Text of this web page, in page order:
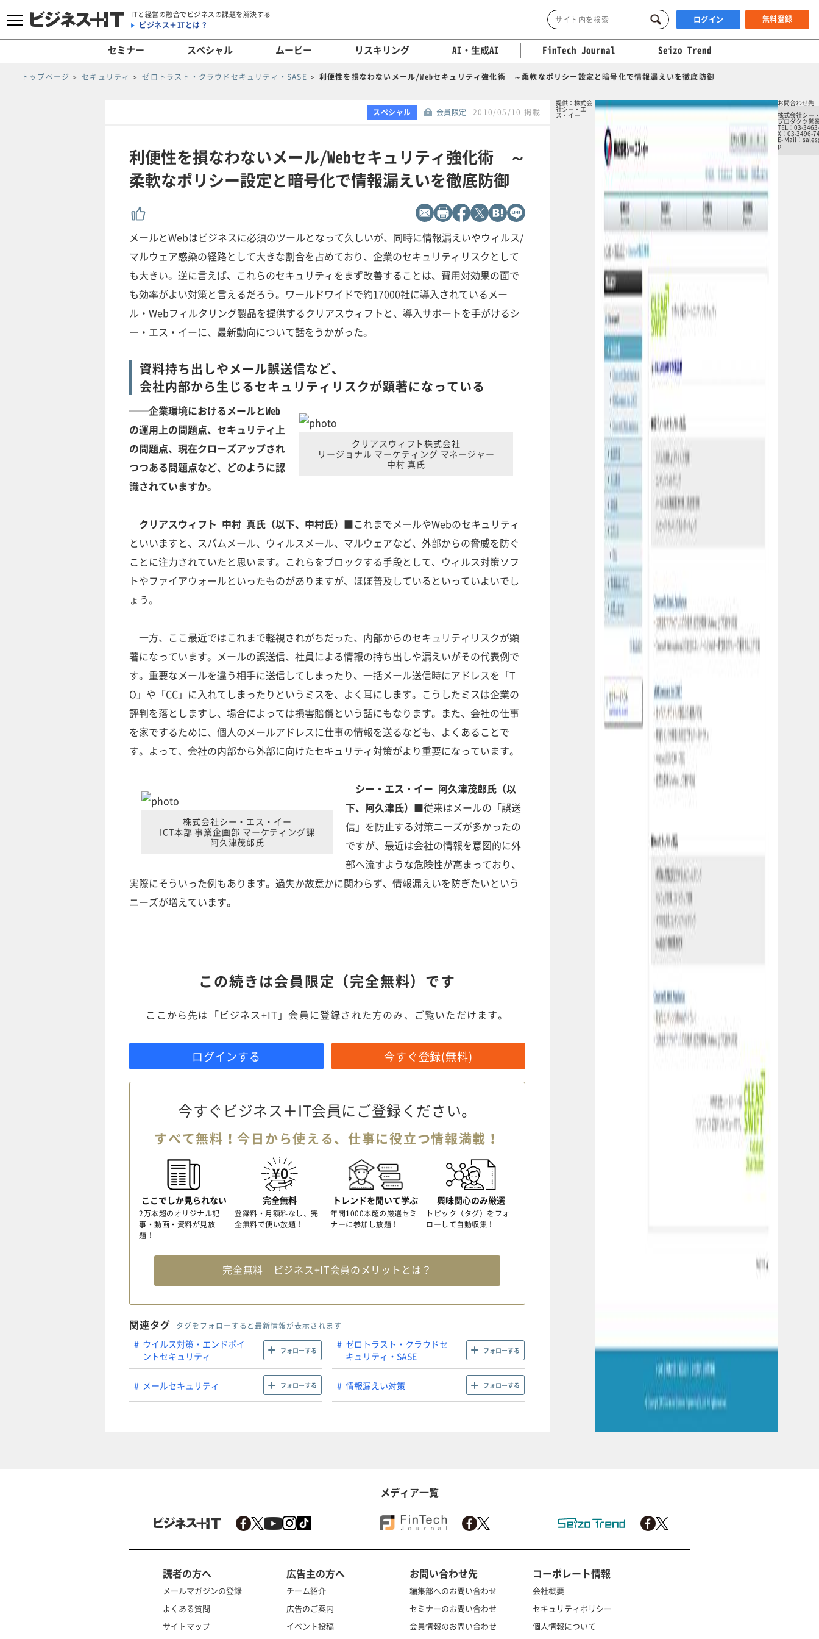
ITと経営の融合でビジネスの課題を解決する
ビジネス＋ITとは？ ログイン 無料登録
セミナー スペシャル ムービー リスキリング AI・生成AI FinTech Journal Seizo Trend
トップページ セキュリティ ゼロトラスト・クラウドセキュリティ・SASE 利便性を損なわないメール/Webセキュリティ強化術 ～柔軟なポリシー設定と暗号化で情報漏えいを徹底防御
スペシャル 会員限定 2010/05/10 掲載
利便性を損なわないメール/Webセキュリティ強化術 ～
柔軟なポリシー設定と暗号化で情報漏えいを徹底防御
メールとWebはビジネスに必須のツールとなって久しいが、同時に情報漏えいやウィルス/
マルウェア感染の経路として大きな割合を占めており、企業のセキュリティリスクとして
も大きい。逆に言えば、これらのセキュリティをまず改善することは、費用対効果の面で
も効率がよい対策と言えるだろう。ワールドワイドで約17000社に導入されているメー
ル・Webフィルタリング製品を提供するクリアスウィフトと、導入サポートを手がけるシ
ー・エス・イーに、最新動向について話をうかがった。
資料持ち出しやメール誤送信など、
会社内部から生じるセキュリティリスクが顕著になっている
クリアスウィフト株式会社
リージョナル マーケティング マネージャー
中村 真氏
──企業環境におけるメールとWeb
の運用上の問題点、セキュリティ上
の問題点、現在クローズアップされ
つつある問題点など、どのように認
識されていますか。
クリアスウィフト 中村 真氏（以下、中村氏）■これまでメールやWebのセキュリティ
といいますと、スパムメール、ウィルスメール、マルウェアなど、外部からの脅威を防ぐ
ことに注力されていたと思います。これらをブロックする手段として、ウィルス対策ソフ
トやファイアウォールといったものがありますが、ほぼ普及しているといっていよいでし
ょう。
一方、ここ最近ではこれまで軽視されがちだった、内部からのセキュリティリスクが顕
著になっています。メールの誤送信、社員による情報の持ち出しや漏えいがその代表例で
す。重要なメールを違う相手に送信してしまったり、一括メール送信時にアドレスを「T
O」や「CC」に入れてしまったりというミスを、よく耳にします。こうしたミスは企業の
評判を落としますし、場合によっては損害賠償という話にもなります。また、会社の仕事
を家でするために、個人のメールアドレスに仕事の情報を送るなども、よくあることで
す。よって、会社の内部から外部に向けたセキュリティ対策がより重要になっています。
株式会社シー・エス・イー
ICT本部 事業企画部 マーケティング課
阿久津茂郎氏
シー・エス・イー 阿久津茂郎氏（以
下、阿久津氏）■従来はメールの「誤送
信」を防止する対策ニーズが多かったの
ですが、最近は会社の情報を意図的に外
部へ流すような危険性が高まっており、
実際にそういった例もあります。過失か故意かに関わらず、情報漏えいを防ぎたいという
ニーズが増えています。
この続きは会員限定（完全無料）です
ここから先は「ビジネス+IT」会員に登録された方のみ、ご覧いただけます。
ログインする 今すぐ登録(無料)
今すぐビジネス＋IT会員にご登録ください。
すべて無料！今日から使える、仕事に役立つ情報満載！
ここでしか見られない
2万本超のオリジナル記
事・動画・資料が見放
題！
完全無料
登録料・月額料なし、完
全無料で使い放題！
トレンドを聞いて学ぶ
年間1000本超の厳選セミ
ナーに参加し放題！
興味関心のみ厳選
トピック（タグ）をフォ
ローして自動収集！
完全無料 ビジネス+IT会員のメリットとは？
関連タグ タグをフォローすると最新情報が表示されます
ウイルス対策・エンドポイ
ントセキュリティ
フォローする
ゼロトラスト・クラウドセ
キュリティ・SASE
フォローする
メールセキュリティ フォローする 情報漏えい対策 フォローする
提供：株式会
社シー・エ
ス・イー
お問合わせ先
株式会社シー
プロダクツ営
TEL：03-
X：03-3496-
E- Mail：
p
メディア一覧
読者の方へ
メールマガジンの登録
よくある質問
サイトマップ
広告主の方へ
チーム紹介
広告のご案内
イベント投稿
お問い合わせ先
編集部へのお問い合わせ
セミナーのお問い合わせ
会員情報のお問い合わせ
コーポレート情報
会社概要
セキュリティポリシー
個人情報について